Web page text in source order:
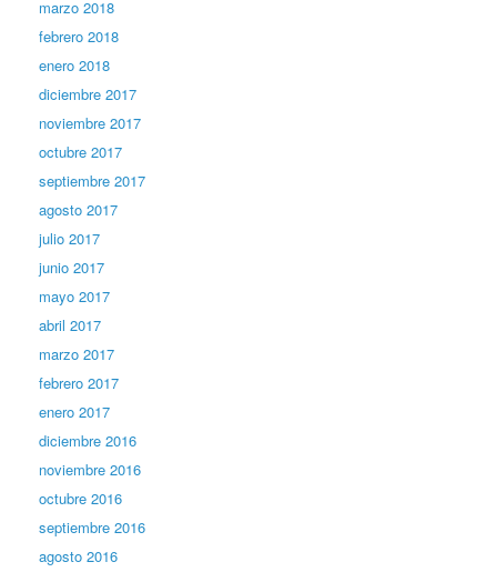
marzo 2018
febrero 2018
enero 2018
diciembre 2017
noviembre 2017
octubre 2017
septiembre 2017
agosto 2017
julio 2017
junio 2017
mayo 2017
abril 2017
marzo 2017
febrero 2017
enero 2017
diciembre 2016
noviembre 2016
octubre 2016
septiembre 2016
agosto 2016